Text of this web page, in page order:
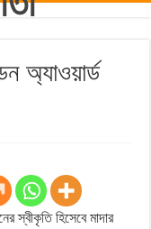
অ্যাওয়ার্ড
স্বীকৃতি হিসেবে মাদার